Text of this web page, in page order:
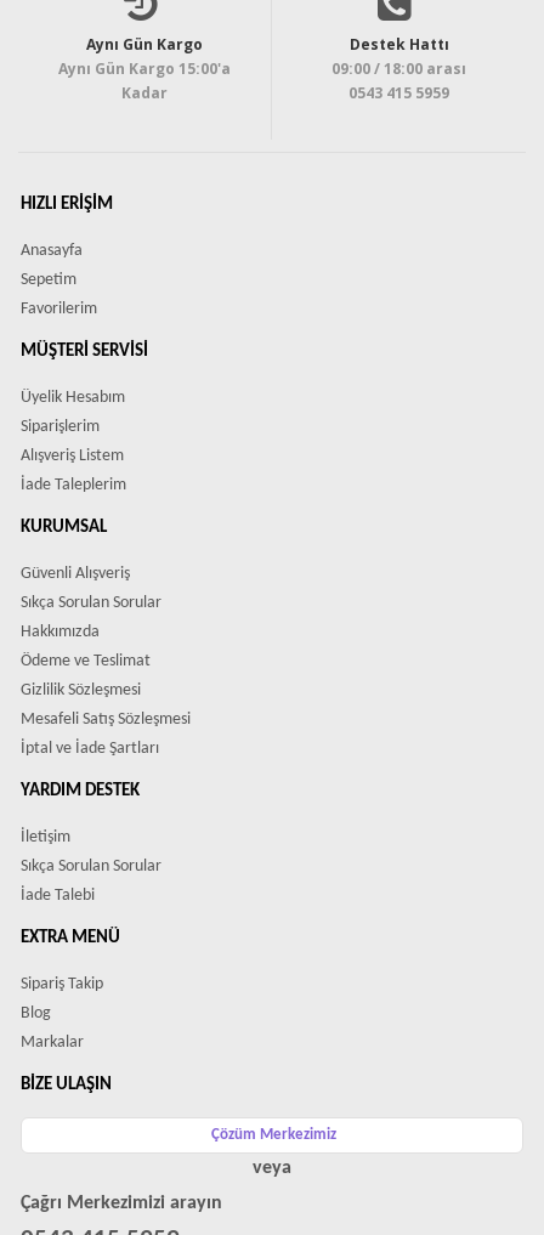
Aynı Gün Kargo
Aynı Gün Kargo 15:00'a
Kadar
Destek Hattı
09:00 / 18:00 arası
0543 415 5959
HIZLI ERIŞIM
Anasayfa
Sepetim
Favorilerim
MÜŞTERI SERVISI
Üyelik Hesabım
Siparişlerim
Alışveriş Listem
İade Taleplerim
KURUMSAL
Güvenli Alışveriş
Sıkça Sorulan Sorular
Hakkımızda
Ödeme ve Teslimat
Gizlilik Sözleşmesi
Mesafeli Satış Sözleşmesi
İptal ve İade Şartları
YARDIM DESTEK
İletişim
Sıkça Sorulan Sorular
İade Talebi
EXTRA MENÜ
Sipariş Takip
Blog
Markalar
BIZE ULAŞIN
Çözüm Merkezimiz
veya
Çağrı Merkezimizi arayın